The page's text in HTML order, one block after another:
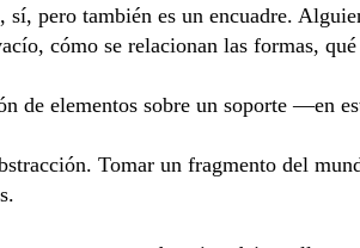
sí, pero también es un encuadre.
cómo se relacionan las formas,
de elementos sobre un soporte —en
Tomar un fragmento del